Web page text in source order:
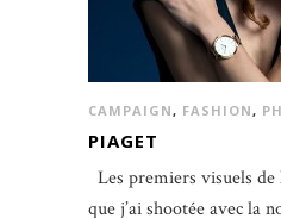
CAMPAIGN, FASHION,
PIAGET
Les premiers visuels de
que j’ai shootée avec la